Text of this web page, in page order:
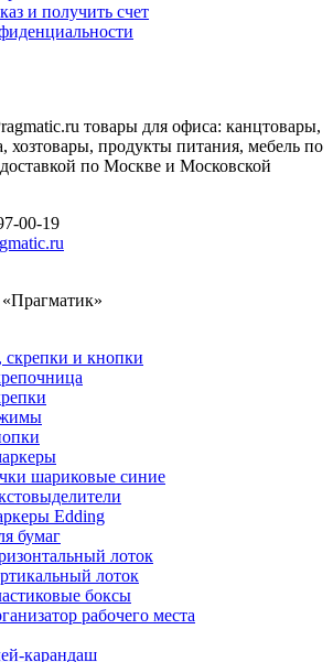
и получить счет
товары для офиса: канцтовары,
хозтовары, продукты питания, мебель по
по Москве и Московской
00-19
и кнопки
шариковые синие
Edding
бумаг
лоток
лоток
боксы
рабочего места
карандаш